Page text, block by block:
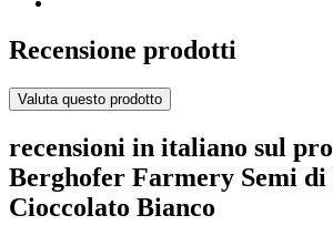
Recensione prodotti
Valuta questo prodotto
recensioni in italiano sul
Berghofer Farmery Semi di
Cioccolato Bianco